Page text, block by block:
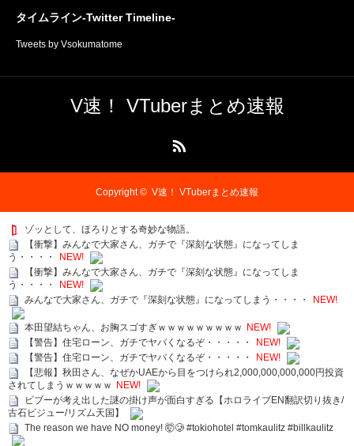
タイムライン-Twitter Timeline-
Tweets by Vsokumatome
V速！ VTuberまとめ速報
Copyright © V速！ VTuberまとめ速報
ゾッとして、ほろりとする奇妙な物語。
【衝撃】みんなで大家さん、ガチで『深刻な状態』になってしま
う・・・・
NEW!
【衝撃】みんなで大家さん、ガチで『深刻な状態』になってしま
う・・・・
NEW!
みんなで大家さん、ガチで『深刻な状態』になってしまう・・・・
NEW!
本田望結ちゃん、お胸スゴすぎｗｗｗｗｗｗｗｗｗ
NEW!
【警告】住宅ローン、ガチでヤバくなるぞ・・・・・
NEW!
【警告】住宅ローン、ガチでヤバくなるぞ・・・・・
NEW!
【悲報】秋田さん、なぜかUAEから目をつけられ2,000,000,000,000円投資
されてしまうｗｗｗｗｗ
NEW!
ビブーが考え出した謎の掛け声が面白すぎる【ホロライブEN翻訳切り抜き/
古石ビジュー/リズム天国】
The reason we have NO money! 🤯🥲 #tokiohotel #tomkaulitz #billkaulitz